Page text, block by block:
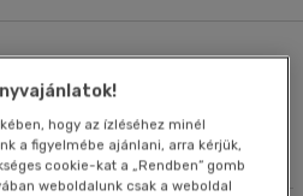
csökkenő
növekvő
hogy az ízléséhez minél
a figyelmébe ajánlani, arra kérjük,
cookie-kat a „Rendben” gomb
weboldalunk csak a weboldal